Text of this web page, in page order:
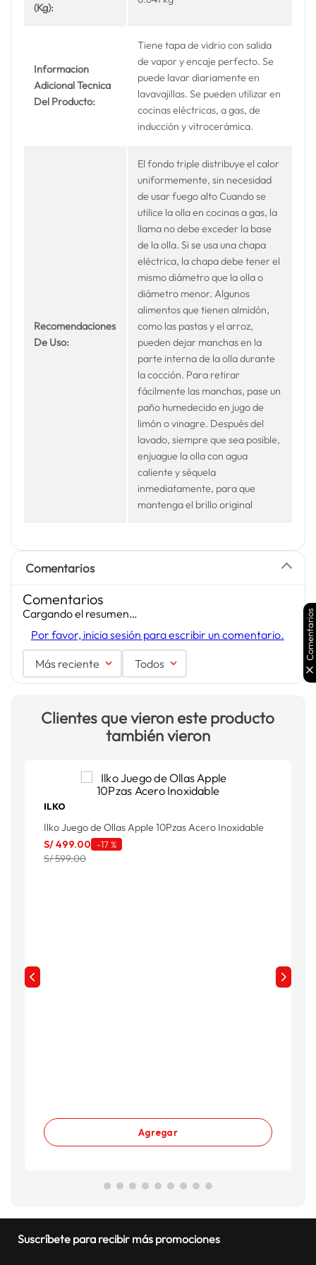
(Kg):
Informacion
Adicional Tecnica
Del Producto:
Tiene tapa de vidrio con salida
de vapor y encaje perfecto. Se
puede lavar diariamente en
lavavajillas. Se pueden utilizar en
cocinas eléctricas, a gas, de
inducción y vitrocerámica.
Recomendaciones
De Uso:
El fondo triple distribuye el calor
uniformemente, sin necesidad
de usar fuego alto Cuando se
utilice la olla en cocinas a gas, la
llama no debe exceder la base
de la olla. Si se usa una chapa
eléctrica, la chapa debe tener el
mismo diámetro que la olla o
diámetro menor. Algunos
alimentos que tienen almidón,
como las pastas y el arroz,
pueden dejar manchas en la
parte interna de la olla durante
la cocción. Para retirar
fácilmente las manchas, pase un
paño humedecido en jugo de
limón o vinagre. Después del
lavado, siempre que sea posible,
enjuague la olla con agua
caliente y séquela
inmediatamente, para que
mantenga el brillo original
Comentarios
Comentarios
Cargando el resumen…
Por favor, inicia sesión para escribir un comentario.
Más reciente Todos
Clientes que vieron este producto
también vieron
ILKO
Ilko Juego de Ollas Apple 10Pzas Acero Inoxidable
S/499.00 -17 %
S/ 599.00
Agregar
Suscríbete para recibir más promociones
Comentarios